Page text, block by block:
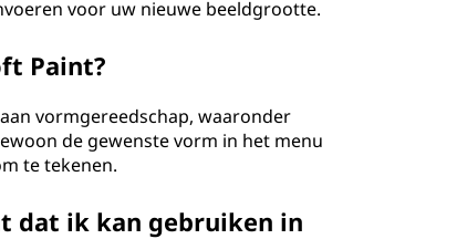
voor uw nieuwe beeldgrootte.
Paint?
vormgereedschap, waaronder
de gewenste vorm in het menu
te tekenen.
dat ik kan gebruiken in